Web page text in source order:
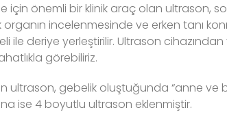
önemli bir klinik araç olan ultrason,
incelenmesinde ve erken tanı
deriye yerleştirilir. Ultrason
görebiliriz.
ultrason, gebelik oluştuğunda “anne ve
ise 4 boyutlu ultrason eklenmiştir.